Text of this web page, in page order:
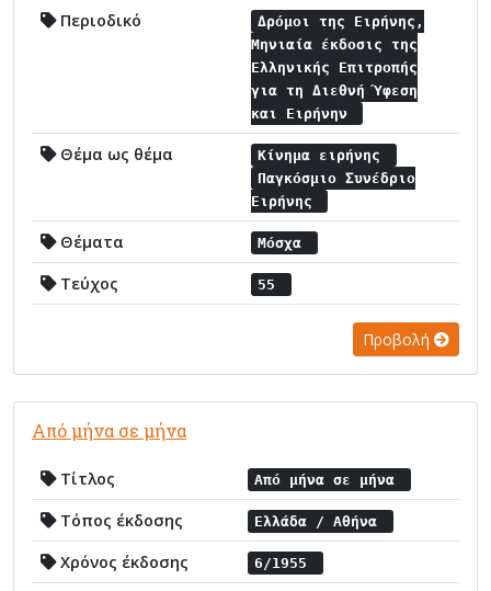
Περιοδικό
Δρόμοι της Ειρήνης,
Μηνιαία έκδοσις της
Ελληνικής Επιτροπής
για τη Διεθνή Ύφεση
και Ειρήνην
Θέμα ως θέμα
Κίνημα ειρήνης
Παγκόσμιο Συνέδριο
Ειρήνης
Θέματα Μόσχα
Τεύχος 55
Προβολή
Από μήνα σε μήνα
Τίτλος Από μήνα σε μήνα
Τόπος έκδοσης Ελλάδα / Αθήνα
Χρόνος έκδοσης 6/1955